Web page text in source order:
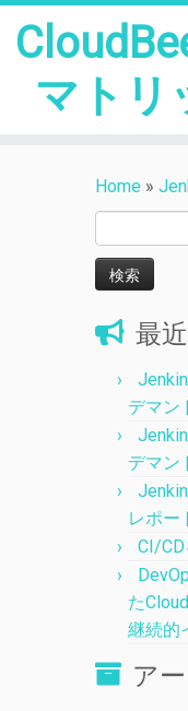
マトリ
Home »
索:
最
デマン
デマン
レポー
CI/
た
継続的
ア